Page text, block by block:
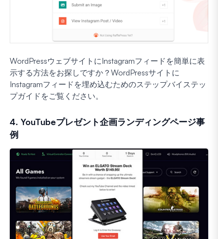
WordPressウェブサイトにInstagramフィードを簡単に表
示する方法をお探しですか？WordPressサイトに
Instagramフィードを埋め込むためのステップバイステッ
プガイドをご覧ください。
4. YouTubeプレゼント企画ランディングページ事
例